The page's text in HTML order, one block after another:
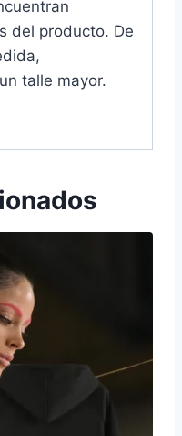
del producto. De
talle mayor.